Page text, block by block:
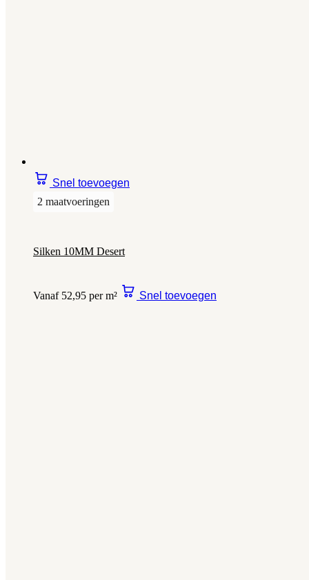
Snel toevoegen
2 maatvoeringen
Silken 10MM Desert
Vanaf 52,95 per m² Snel toevoegen